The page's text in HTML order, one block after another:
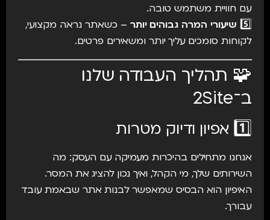
עם חוויית משתמש טובה.
5️⃣
שיעורי המרה גבוהים יותר – כשאתר נראה מקצועי,
לקוחות סומכים עליך יותר ומשאירים פרטים.
🧩 תהליך העבודה שלנו
ב־2Site
1️⃣ אפיון ודיוק מטרות
אנחנו מתחילים בהיכרות מעמיקה עם העסק: מה
השירותים שלך, מי הקהל, ואיך נכון להציג את המסר.
האיפיון הוא הבסיס שמאפשר לבנות אתר שבאמת עובד
עבורך.